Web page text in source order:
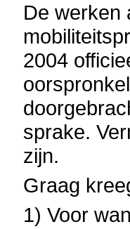
De werken
2004
sprake.
zijn.
Graag
1) Voor